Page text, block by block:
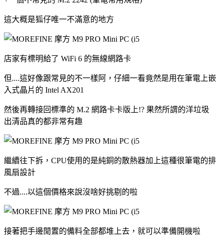
這大概是狐仔唯一不滿意的地方
店家有標明給了 WiFi 6 的無線網路卡
但....這好像跟常見的不一樣阿，仔細一看竟然是用在筆電上嵌
入式晶片的 Intel AX201
然後再轉接回標準的 M.2 網路卡卡版上!? 果然所謂的洋垃圾
出清品真的都非常有趣
繼續往下拆，CPU使用的是純銅的散熱器加上這種很筆電的排
風扇設計
不過....以這個價格來說沒啥好挑剔的啦
接著把手邊閒置的備料全部都堆上去，就可以準備開機啦